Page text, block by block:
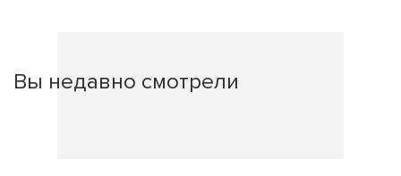
Вы недавно смотрели